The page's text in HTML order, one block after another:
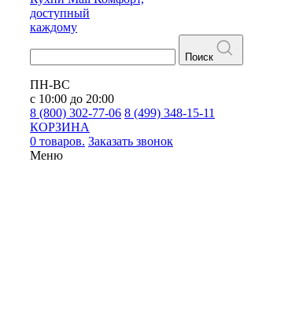
доступный
каждому
Поиск
ПН-ВС
с 10:00 до 20:00
8 (800) 302-77-06 8 (499) 348-15-11
КОРЗИНА
0 товаров. Заказать звонок
Меню